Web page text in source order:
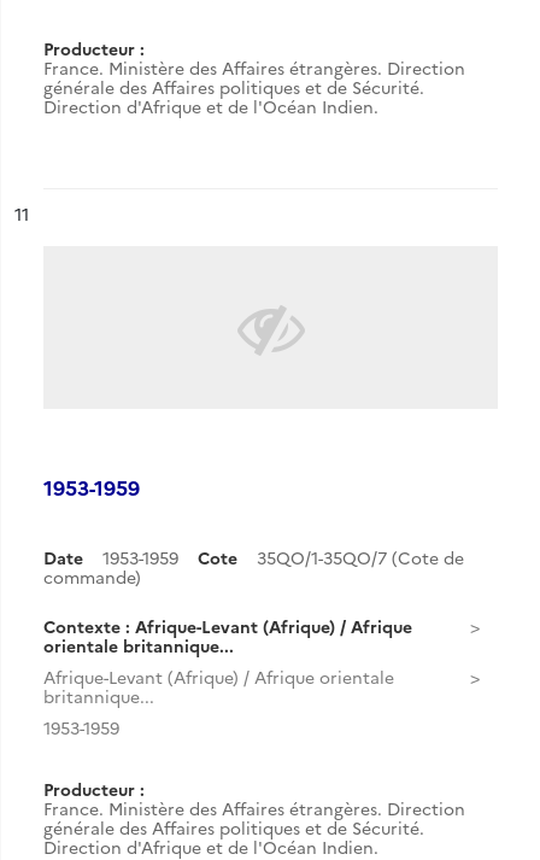
Producteur :
France. Ministère des Affaires étrangères. Direction
générale des Affaires politiques et de Sécurité.
Direction d'Afrique et de l'Océan Indien.
n°
11
1953-1959
Date 1953-1959 Cote
35QO/1-35QO/7 (Cote de
commande)
Contexte : Afrique-Levant (Afrique) / Afrique
orientale britannique...
Afrique-Levant (Afrique) / Afrique orientale
britannique...
1953-1959
Producteur :
France. Ministère des Affaires étrangères. Direction
générale des Affaires politiques et de Sécurité.
Direction d'Afrique et de l'Océan Indien.